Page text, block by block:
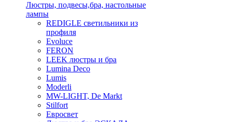
Люстры, подвесы,бра, настольные
лампы
REDIGLE светильники из
профиля
Evoluce
FERON
LEEK люстры и бра
Lumina Deco
Lumis
Moderli
MW-LIGHT, De Markt
Stilfort
Евросвет